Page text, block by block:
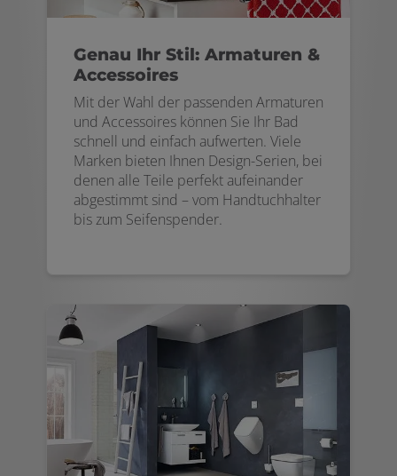
Genau Ihr Stil: Armaturen &
Accessoires
Mit der Wahl der passenden Armaturen
und Accessoires können Sie Ihr Bad
schnell und einfach aufwerten. Viele
Marken bieten Ihnen Design-Serien, bei
denen alle Teile perfekt aufeinander
abgestimmt sind – vom Handtuchhalter
bis zum Seifenspender.